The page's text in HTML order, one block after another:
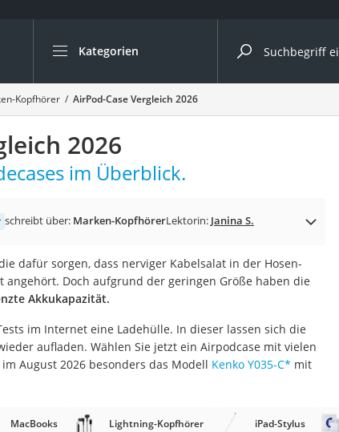
Kategorien
Die beliebtesten Vergleiche nach Kategorie
Elektronik
Powerstation
Monitor 32 Zoll 4K
Fernseher
Desktop-PC
Diascanner
Laser-Multifunktionsdrucker
Powerstation mit Solarpanel
Gaming-PC
17-Zoll-Laptop
Kopfhörer AirPod-Case Vergleich 2026
2026
im Überblick.
schreibt über: Marken-KopfhörerLektorin: Janina S.
dafür sorgen, dass nerviger Kabelsalat in der Hosen-
angehört. Doch aufgrund der geringen Größe haben die
Akkukapazität.
im Internet eine Ladehülle. In dieser lassen sich die
aufladen. Wählen Sie jetzt ein Airpodcase mit vielen
August 2026 besonders das Modell Kenko Y035-C* mit
MacBooks Lightning-Kopfhörer iPad-Stylus